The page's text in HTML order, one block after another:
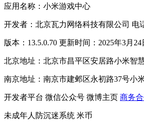
应用名称：小米游戏中心
开发者：北京瓦力网络科技有限公司 电
版本：13.5.0.70 更新时间：2025年3月24
北京地址：北京市昌平区安居路小米智
南京地址：南京市建邺区永初路37号小
开发者平台 微信公众号 微博主页 商务
未成年人防沉迷系统 米币